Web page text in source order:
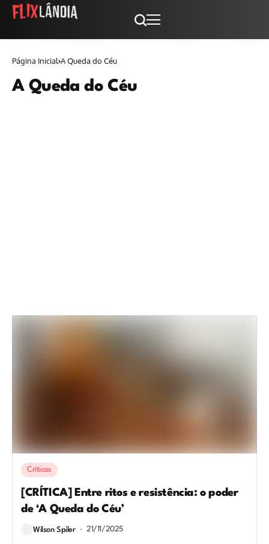
Página Inicial A Queda do Céu
A Queda do Céu
Críticas
[CRÍTICA] Entre ritos e resistência: o poder
de ‘A Queda do Céu’
Wilson Spiler 21/11/2025